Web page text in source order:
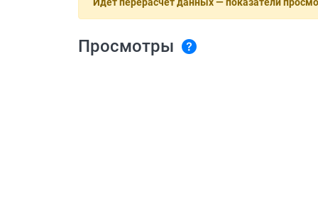
Идёт перерасчёт данных — показатели
Просмотры